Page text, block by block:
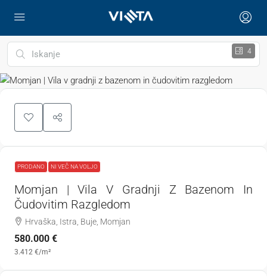
4
PRODANO NI VEČ NA VOLJO
Momjan | Vila V Gradnji Z Bazenom In
Čudovitim Razgledom
Hrvaška, Istra, Buje, Momjan
580.000 €
3.412 €/m²